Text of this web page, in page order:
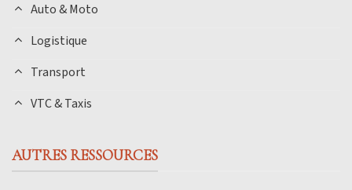
Auto & Moto
Logistique
Transport
VTC & Taxis
AUTRES RESSOURCES